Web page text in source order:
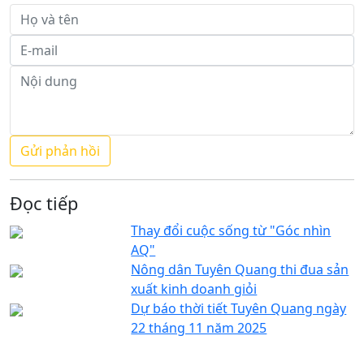
Đọc tiếp
Thay đổi cuộc sống từ "Góc nhìn
AQ"
Nông dân Tuyên Quang thi đua sản
xuất kinh doanh giỏi
Dự báo thời tiết Tuyên Quang ngày
22 tháng 11 năm 2025